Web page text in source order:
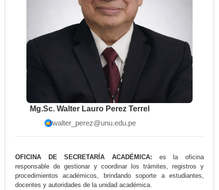
Mg.Sc. Walter Lauro Perez Terrel
walter_perez@unu.edu.pe
OFICINA DE SECRETARÍA ACADÉMICA: es la oficina
responsable de gestionar y coordinar los trámites, registros y
procedimientos académicos, brindando soporte a estudiantes,
docentes y autoridades de la unidad académica.